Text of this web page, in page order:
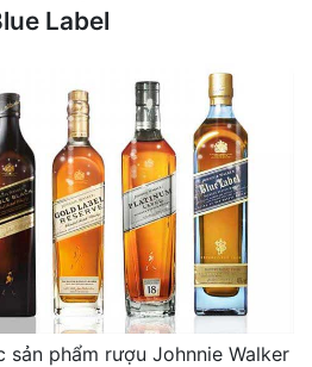
Label
sản phẩm rượu Johnnie Walker